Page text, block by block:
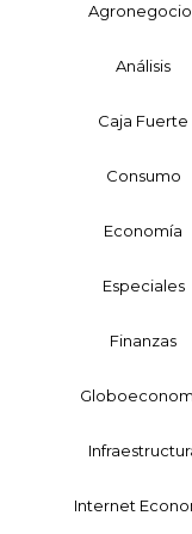
Análisis
Caja Fuerte
Consumo
Economía
Especiales
Finanzas
Internet